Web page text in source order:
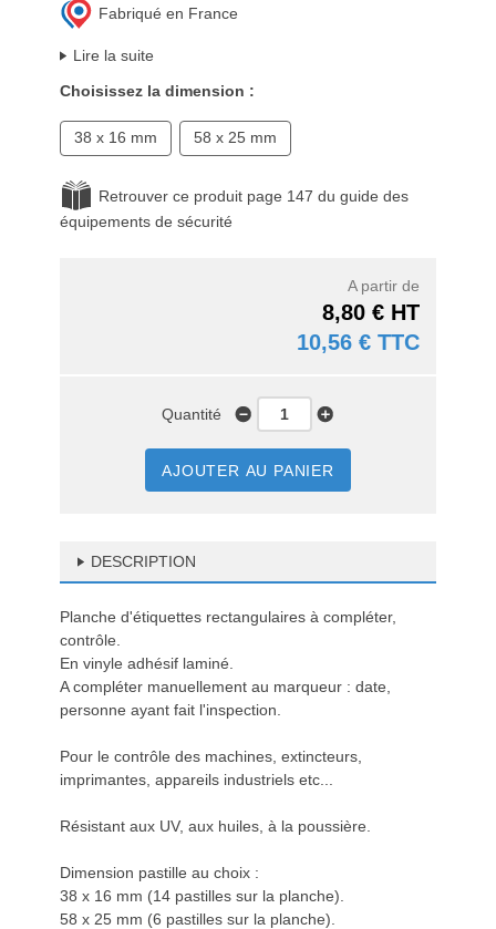
Fabriqué en France
Lire la suite
Choisissez la dimension :
38 x 16 mm 58 x 25 mm
Retrouver ce produit page 147 du guide des
équipements de sécurité
A partir de
8,80 € HT
10,56 € TTC
Quantité
AJOUTER AU PANIER
DESCRIPTION
Planche d'étiquettes rectangulaires à compléter,
contrôle.
En vinyle adhésif laminé.
A compléter manuellement au marqueur : date,
personne ayant fait l'inspection.
Pour le contrôle des machines, extincteurs,
imprimantes, appareils industriels etc...
Résistant aux UV, aux huiles, à la poussière.
Dimension pastille au choix :
38 x 16 mm (14 pastilles sur la planche).
58 x 25 mm (6 pastilles sur la planche).